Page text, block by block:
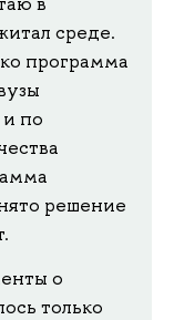
среде.
программа
по
решение
о
только